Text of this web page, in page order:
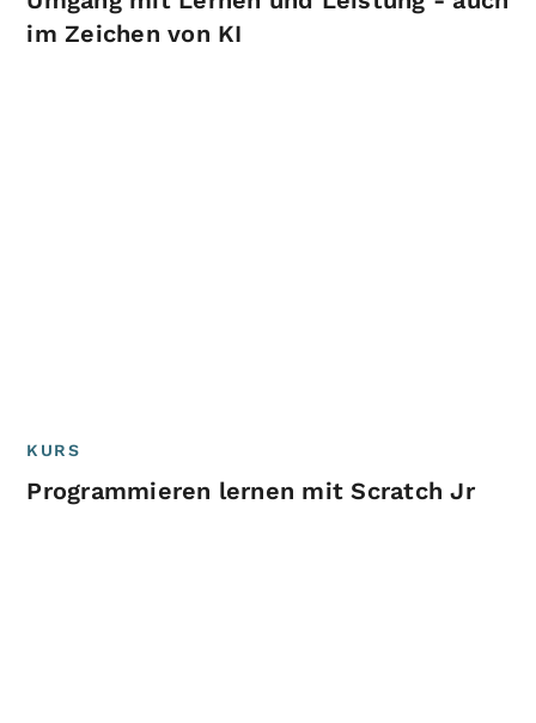
im Zeichen von KI
KURS
Programmieren lernen mit Scratch Jr